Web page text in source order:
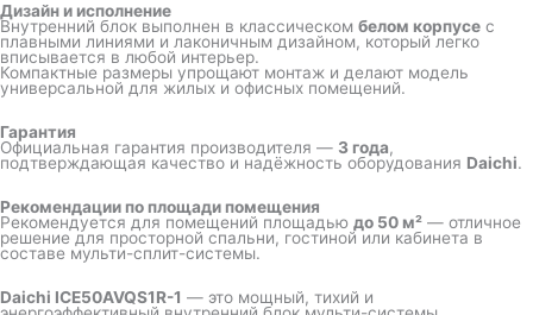
Дизайн и исполнение
Внутренний блок выполнен в классическом белом корпусе с
плавными линиями и лаконичным дизайном, который легко
вписывается в любой интерьер.
Компактные размеры упрощают монтаж и делают модель
универсальной для жилых и офисных помещений.
Гарантия
Официальная гарантия производителя — 3 года,
подтверждающая качество и надёжность оборудования Daichi.
Рекомендации по площади помещения
Рекомендуется для помещений площадью до 50 м² — отличное
решение для просторной спальни, гостиной или кабинета в
составе мульти-сплит-системы.
Daichi ICE50AVQS1R-1 — это мощный, тихий и